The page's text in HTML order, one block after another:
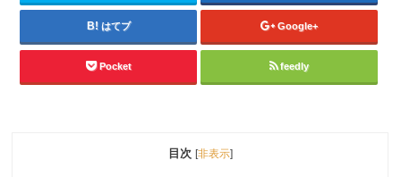
はてブ Google+
Pocket feedly
目次 [非表示]